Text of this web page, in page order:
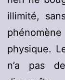
illimité,
physique.
n’a pas